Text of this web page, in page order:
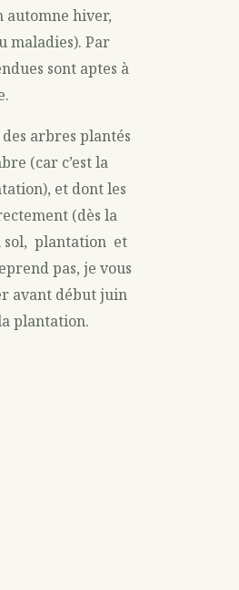
automne hiver,
maladies). Par
sont aptes à
arbres plantés
(car c’est la
et dont les
(dès la
sol, plantation et
pas, je vous
avant début juin
plantation.